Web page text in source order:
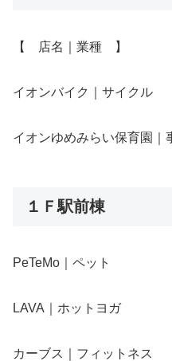
【 店名｜業種 】
イオンバイク｜サイクル
イオンゆめみらい保育園｜
１Ｆ駅前棟
PeTeMo｜ペット
LAVA｜ホットヨガ
カーブス｜フィットネス